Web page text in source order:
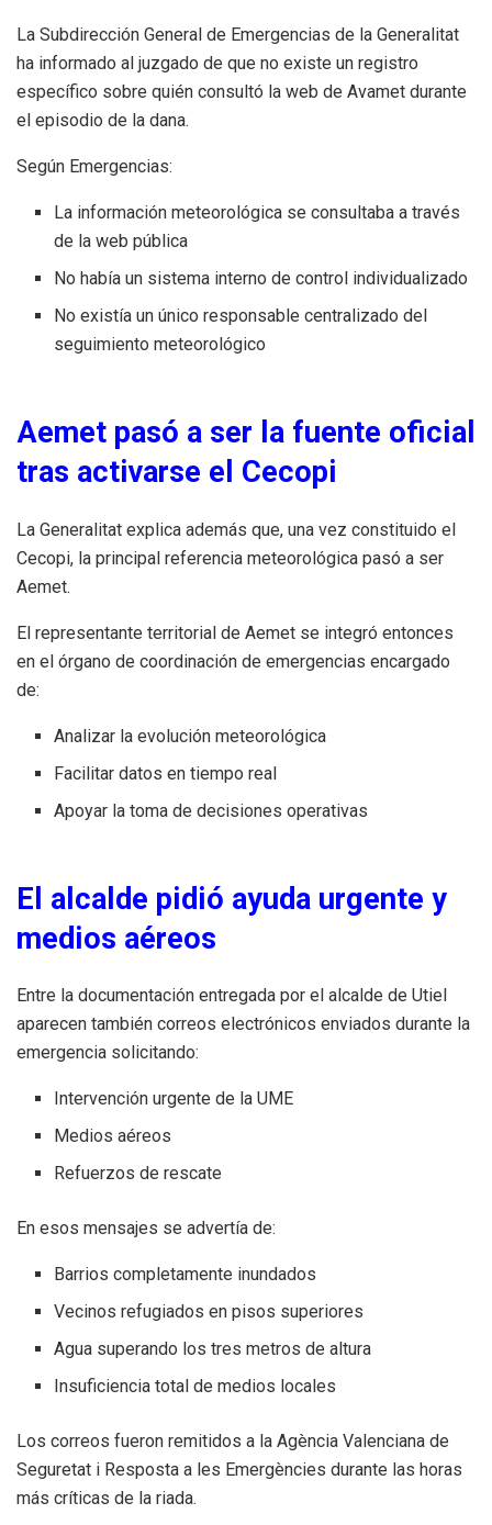
La Subdirección General de Emergencias de la Generalitat
ha informado al juzgado de que no existe un registro
específico sobre quién consultó la web de Avamet durante
el episodio de la dana.
Según Emergencias:
La información meteorológica se consultaba a través
de la web pública
No había un sistema interno de control individualizado
No existía un único responsable centralizado del
seguimiento meteorológico
Aemet pasó a ser la fuente oficial
tras activarse el Cecopi
La Generalitat explica además que, una vez constituido el
Cecopi, la principal referencia meteorológica pasó a ser
Aemet.
El representante territorial de Aemet se integró entonces
en el órgano de coordinación de emergencias encargado
de:
Analizar la evolución meteorológica
Facilitar datos en tiempo real
Apoyar la toma de decisiones operativas
El alcalde pidió ayuda urgente y
medios aéreos
Entre la documentación entregada por el alcalde de Utiel
aparecen también correos electrónicos enviados durante la
emergencia solicitando:
Intervención urgente de la UME
Medios aéreos
Refuerzos de rescate
En esos mensajes se advertía de:
Barrios completamente inundados
Vecinos refugiados en pisos superiores
Agua superando los tres metros de altura
Insuficiencia total de medios locales
Los correos fueron remitidos a la Agència Valenciana de
Seguretat i Resposta a les Emergències durante las horas
más críticas de la riada.